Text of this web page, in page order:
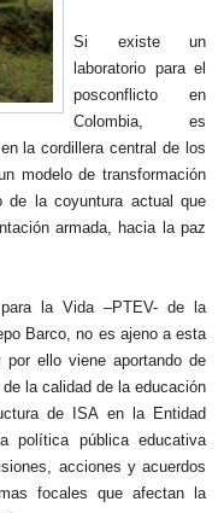
Si existe un
laboratorio para el
posconflicto en
Colombia, es
la cordillera central de los
modelo de transformación
la coyuntura actual que
armada, hacia la paz
para la Vida –PTEV- de la
Barco, no es ajeno a esta
ello viene aportando de
la calidad de la educación
de ISA en la Entidad
política pública educativa
acciones y acuerdos
focales que afectan la